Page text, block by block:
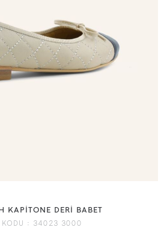
KAPİTONE DERİ BABET
KODU : 34023 3000